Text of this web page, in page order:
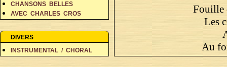
CHANSONS BELLES
AVEC CHARLES CROS
COIN DES POÈTES E-L
COIN DES POÈTES M-V
DIVERS
INSTRUMENTAL / CHORAL
Fouille
Les
Au
Te